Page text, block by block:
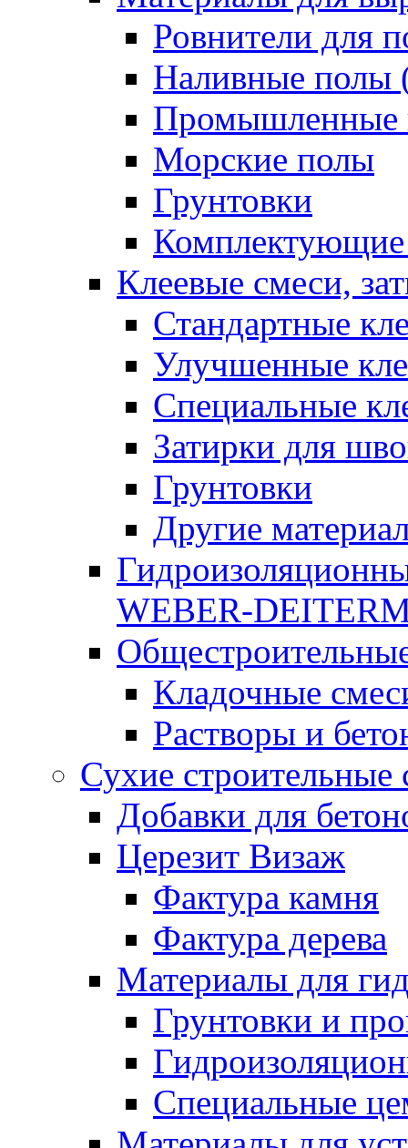
Ровнители для
Наливные полы
Промышленные
Морские полы
Грунтовки
Клеевые смеси,
Стандартные
Улучшенные
Специальные
Затирки для
Грунтовки
Другие
WEBER-
Кладочные
Растворы и
Сухие строительные
Добавки для
Церезит Визаж
Фактура камня
Фактура дерева
Материалы для
Грунтовки и
Специальные